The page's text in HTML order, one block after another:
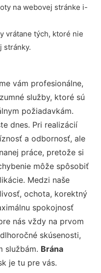
na webovej stránke i-
vrátane tých, ktoré nie
stránky.
vám profesionálne,
služby, ktoré sú
požiadavkám.
dnes. Pri realizácií
a odbornosť, ale
práce, pretože si
môže spôsobiť
Medzi naše
ochota, korektný
spokojnosť
nás vždy na prvom
skúsenosti,
službám. Brána
je tu pre vás.